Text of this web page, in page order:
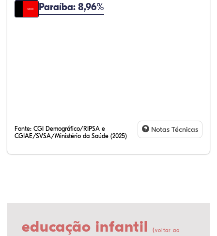
Paraíba: 8,96%
Fonte: CGI Demográfico/RIPSA e
CGIAE/SVSA/Ministério da Saúde (2025)
Notas Técnicas
educação infantil (voltar ao